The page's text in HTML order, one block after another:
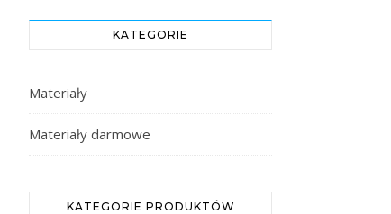
KATEGORIE
Materiały
Materiały darmowe
KATEGORIE PRODUKTÓW